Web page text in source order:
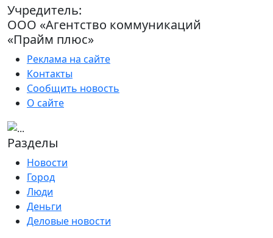
Учредитель:
ООО «Агентство коммуникаций
«Прайм плюс»
Реклама на сайте
Контакты
Сообщить новость
О сайте
Разделы
Новости
Город
Люди
Деньги
Деловые новости